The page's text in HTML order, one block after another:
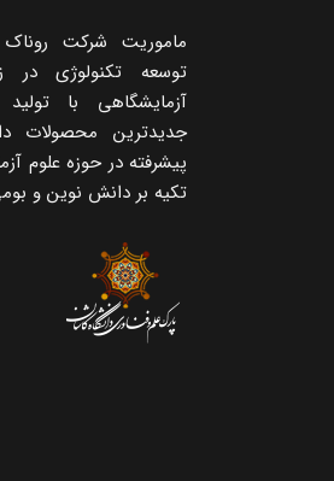
ماموریت شرکت
توسعه تکنولوژی در
آزمایشگاهی با
جدیدترین محصولات
پیشرفته در حوزه علوم
تکیه ‌بر دانش نوین و